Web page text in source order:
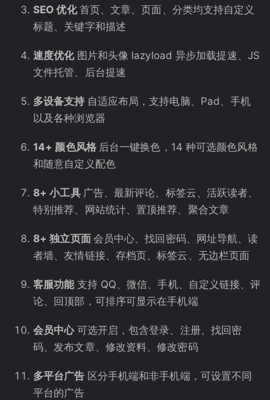
SEO 优化首页、文章、页面、分类均支持自定义
标题、关键字和描述
速度优化 图片和头像 lazyload 异步加载提速、JS
文件托管、后台提速
多设备支持 自适应布局，支持电脑、Pad、手机
以及各种浏览器
14+ 颜色风格 后台一键换色，14 种可选颜色风格
和随意自定义配色
8+ 小工具 广告、最新评论、标签云、活跃读者、
特别推荐、网站统计、置顶推荐、聚合文章
8+ 独立页面 会员中心、找回密码、网址导航、读
者墙、友情链接、存档页、标签云、无边栏页面
客服功能 支持 QQ、微信、手机、自定义链接、评
论、回顶部，可排序可显示在手机端
会员中心 可选开启，包含登录、注册、找回密
码、发布文章、修改资料、修改密码
多平台广告 区分手机端和非手机端，可设置不同
平台的广告